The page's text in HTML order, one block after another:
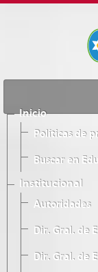
Inicio
Políticas de
Buscar en
Institucional
Autoridades
Dir. Gral. de
Dir. Gral. de